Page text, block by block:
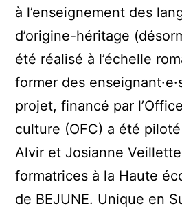
à l’enseignement des
d’origine-héritage
été réalisé à l’échelle
former des
projet, financé par
culture (OFC) a été
Alvir et Josianne
formatrices à la Haute
de BEJUNE. Unique en